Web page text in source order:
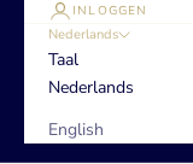
INLOGGEN
Nederlands
Taal
Nederlands
English